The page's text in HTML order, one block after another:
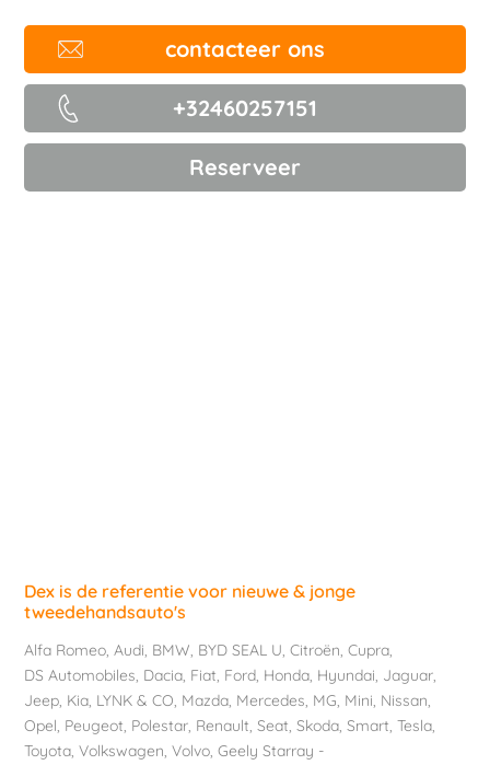
contacteer ons
+32460257151
Reserveer
Dex is de referentie voor nieuwe & jonge
tweedehandsauto's
Alfa Romeo,Audi, BMW, BYD SEAL U,Citroën,Cupra,
DS Automobiles, Dacia, Fiat, Ford, Honda, Hyundai, Jaguar,
Jeep, Kia, LYNK & CO, Mazda, Mercedes, MG, Mini, Nissan,
Opel, Peugeot, Polestar, Renault,Seat,Skoda,Smart,Tesla,
Toyota,Volkswagen,Volvo,Geely Starray -